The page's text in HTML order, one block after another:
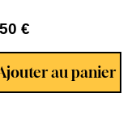
€
au panier